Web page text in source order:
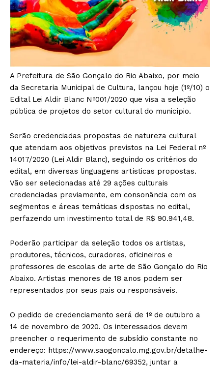
A Prefeitura de São Gonçalo do Rio Abaixo, por meio
da Secretaria Municipal de Cultura, lançou hoje (1º/10) o
Edital Lei Aldir Blanc Nº001/2020 que visa a seleção
pública de projetos do setor cultural do município.
Serão credenciadas propostas de natureza cultural
que atendam aos objetivos previstos na Lei Federal nº
14017/2020 (Lei Aldir Blanc), seguindo os critérios do
edital, em diversas linguagens artísticas propostas.
Vão ser selecionadas até 29 ações culturais
credenciadas previamente, em consonância com os
segmentos e áreas temáticas dispostas no edital,
perfazendo um investimento total de R$ 90.941,48.
Poderão participar da seleção todos os artistas,
produtores, técnicos, curadores, oficineiros e
professores de escolas de arte de São Gonçalo do Rio
Abaixo. Artistas menores de 18 anos podem ser
representados por seus pais ou responsáveis.
O pedido de credenciamento será de 1º de outubro a
14 de novembro de 2020. Os interessados devem
preencher o requerimento de subsídio constante no
endereço: https://www.saogoncalo.mg.gov.br/detalhe-
da-materia/info/lei-aldir-blanc/69352, juntar a